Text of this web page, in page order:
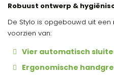
Robuust ontwerp &
De Stylo is opgebouwd uit een
voorzien van:
Vier automatisch
Ergonomische